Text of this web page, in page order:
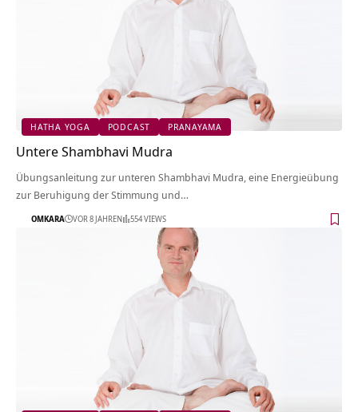
HATHA YOGA PODCAST PRANAYAMA
Untere Shambhavi Mudra
Übungsanleitung zur unteren Shambhavi Mudra, eine Energieübung
zur Beruhigung der Stimmung und…
OMKARA VOR 8 JAHREN 554 VIEWS